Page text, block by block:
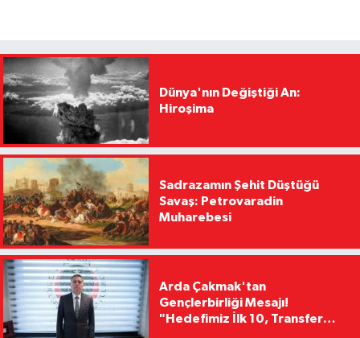
Dünya'nın Değiştiği An:
Hiroşima
Sadrazamın Şehit Düştüğü
Savaş: Petrovaradin
Muharebesi
Arda Çakmak'tan
Gençlerbirliği Mesajı!
"Hedefimiz İlk 10, Transfer